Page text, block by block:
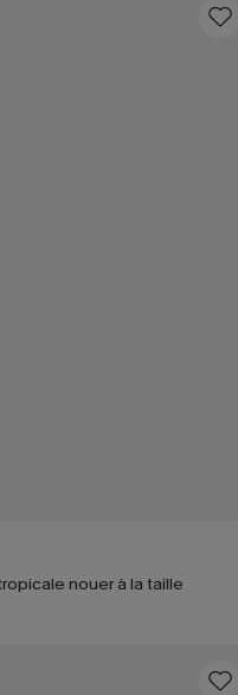
nouer à la taille